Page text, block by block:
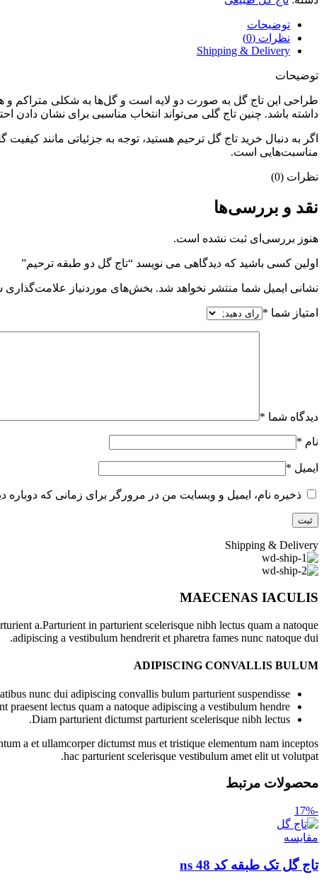
توضیحات
نظرات (0)
Shipping & Delivery
توضیحات
طراحی این تاج گل به صورت دو لایه است و گل‌ها به شکلی متراکم
داشته باشد. چنین تاج گلی می‌تواند انتخاب مناسبی برای نشان
اگر به دنبال خرید تاج گل ترحیم هستید، توجه به جزئیاتی مانند
مناسبت‌هایی است.
نظرات (0)
نقد و بررسی‌ها
هنوز بررسی‌ای ثبت نشده است.
اولین کسی باشید که دیدگاهی می نویسد “تاج گل دو طبقه ترحیم”
نشانی ایمیل شما منتشر نخواهد شد. بخش‌های موردنیاز علامت‌گذاری
امتیاز شما *
دیدگاه شما *
نام *
ایمیل *
ذخیره نام، ایمیل و وبسایت من در مرورگر برای زمانی که دوباره
Shipping & Delivery
MAECENAS IACULIS
a.Parturient in parturient scelerisque nibh lectus quam a natoque
adipiscing a vestibulum hendrerit et pharetra fames nunc natoque dui.
ADIPISCING CONVALLIS BULUM
nunc dui adipiscing convallis bulum parturient suspendisse.
praesent lectus quam a natoque adipiscing a vestibulum hendre.
Diam parturient dictumst parturient scelerisque nibh lectus.
a et ullamcorper dictumst mus et tristique elementum nam inceptos
hac parturient scelerisque vestibulum amet elit ut volutpat.
محصولات مرتبط
-17%
مقایسه
تاج گل تک طبقه کد ns 48